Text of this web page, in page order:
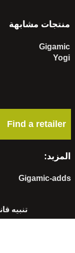
منتجات مشابهة
Gigamic
Yogi
Find a retailer
المزيد:
Gigamic-adds
تنبيه